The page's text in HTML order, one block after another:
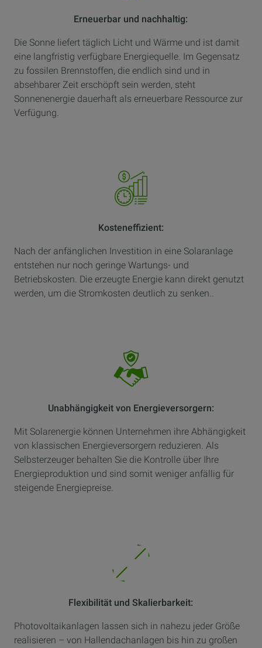
Erneuerbar und nachhaltig:
Die Sonne liefert täglich Licht und Wärme und ist damit
eine langfristig verfügbare Energiequelle. Im Gegensatz
zu fossilen Brennstoffen, die endlich sind und in
absehbarer Zeit erschöpft sein werden, steht
Sonnenenergie dauerhaft als erneuerbare Ressource zur
Verfügung.
Kosteneffizient:
Nach der anfänglichen Investition in eine Solaranlage
entstehen nur noch geringe Wartungs- und
Betriebskosten. Die erzeugte Energie kann direkt genutzt
werden, um die Stromkosten deutlich zu senken..
Unabhängigkeit von Energieversorgern:
Mit Solarenergie können Unternehmen ihre Abhängigkeit
von klassischen Energieversorgern reduzieren. Als
Selbsterzeuger behalten Sie die Kontrolle über Ihre
Energieproduktion und sind somit weniger anfällig für
steigende Energiepreise.
Flexibilität und Skalierbarkeit:
Photovoltaikanlagen lassen sich in nahezu jeder Größe
realisieren – von Hallendachanlagen bis hin zu großen